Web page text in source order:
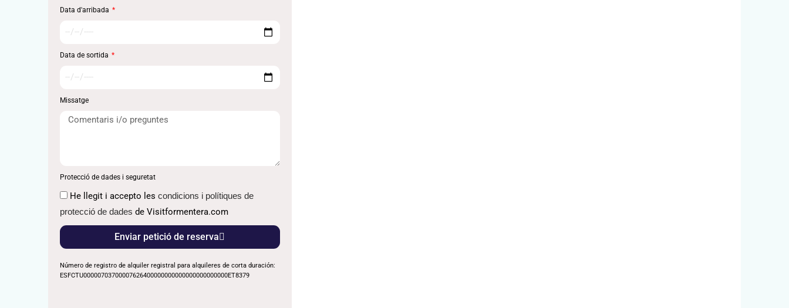
Data d'arribada
Data de sortida
Missatge
Protecció de dades i seguretat
He llegit i accepto les condicions i polítiques de
protecció de dades de Visitformentera.com
Enviar petició de reserva
Número de registro de alquiler registral para alquileres de corta duración:
ESFCTU00000703700007626400000000000000000000000ET8379